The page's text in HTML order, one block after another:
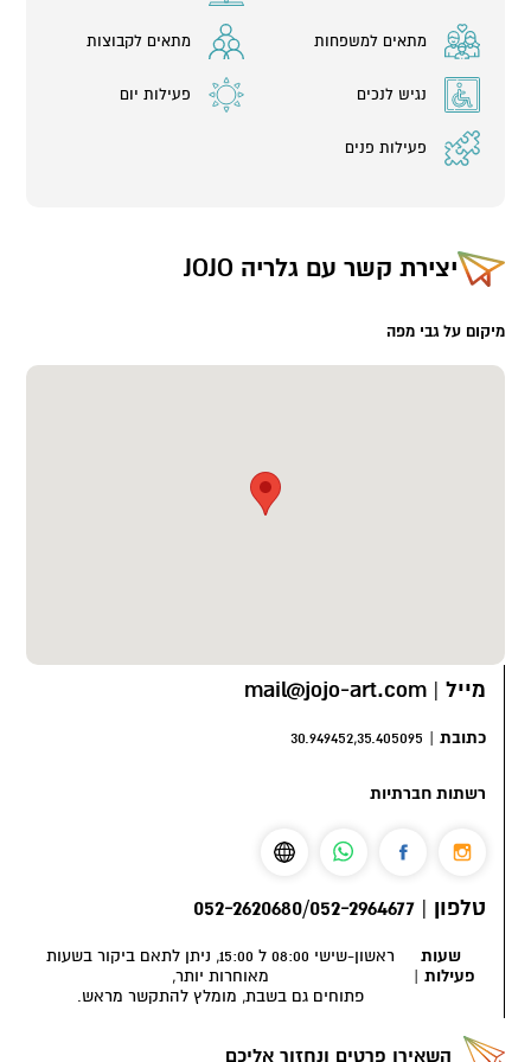
מתאים למשפחות מתאים לקבוצות
נגיש לנכים פעילות יום
פעילות פנים
יצירת קשר עם גלריה JOJO
מיקום על גבי מפה
מייל |
mail@jojo-art.com
כתובת |
30.949452,35.405095
רשתות חברתיות
טלפון |
052-2620680/052-2964677
שעות
פעילות |
ראשון-שישי 08:00 ל 15:00, ניתן לתאם ביקור בשעות
מאוחרות יותר,
פתוחים גם בשבת, מומלץ להתקשר מראש.
השאירו פרטים ונחזור אליכם